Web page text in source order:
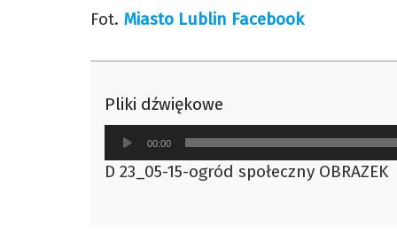
Fot. Miasto Lublin Facebook
Pliki dźwiękowe
Odtwarzacz
plików
dźwiękowych
00:00
D 23_05-15-ogród społeczny OBRAZEK